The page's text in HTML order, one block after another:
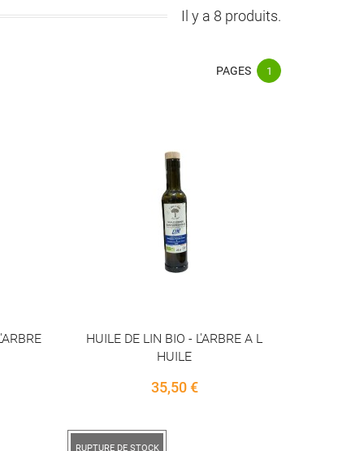
Il y a 8 produits.
PAGES 1
HUILE DE LIN BIO - L'ARBRE A L
HUILE
Price
35,50 €
RUPTURE DE STOCK